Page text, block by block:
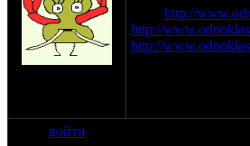
http://
http://
http://
войти